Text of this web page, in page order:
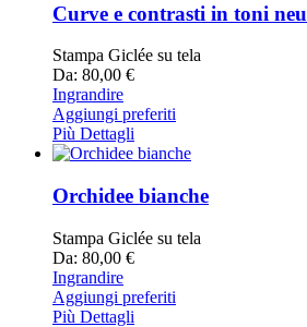
Curve e contrasti in toni
Stampa Giclée su tela
Da: 80,00 €
Ingrandire
Aggiungi preferiti
Più Dettagli
Orchidee bianche
Stampa Giclée su tela
Da: 80,00 €
Ingrandire
Aggiungi preferiti
Più Dettagli